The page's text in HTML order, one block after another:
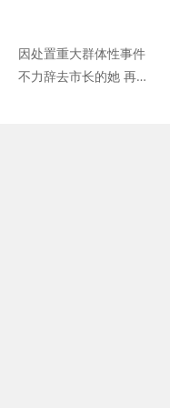
因处置重大群体性事件
不力辞去市长的她 再有